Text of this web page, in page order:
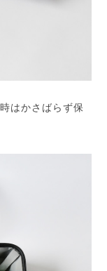
はかさばらず保